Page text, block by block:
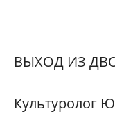
ВЫХОД ИЗ
Культуролог